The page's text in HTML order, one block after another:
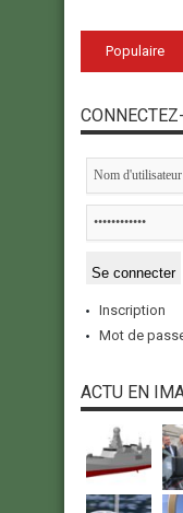
Populaire
Inscription
Mot de
ACTU EN